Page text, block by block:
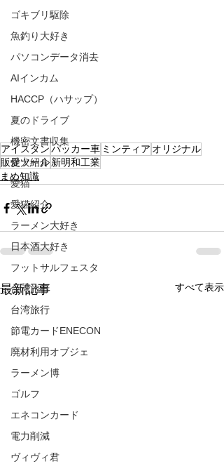
ゴキブリ駆除
魚釣り大好き
パソコンデータ消去
AIインカム
HACCP（ハサップ）
夏のドライブ
機密文書収集
愛犬紹介
愛猫
愛猫紹介
ラーメン大好き
日本酒大好き
フットサルフェスタ
台湾旅行
台湾旅行
節電カードENECON
廃材利用オブジェ
ラーメン博
ゴルフ
エネコンカード
電力削減
ヴィヴィ君
アイスタン パッカー車 ミンティア オリジナル
販促ツール 新明和工業
まめ知識
最新記事 すべて表示